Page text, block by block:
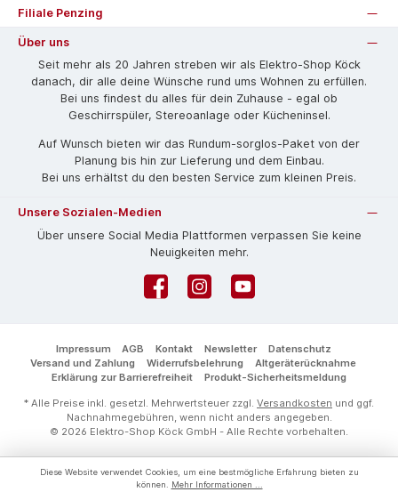
Filiale Penzing
Über uns
Seit mehr als 20 Jahren streben wir als Elektro-Shop Köck
danach, dir alle deine Wünsche rund ums Wohnen zu erfüllen.
Bei uns findest du alles für dein Zuhause - egal ob
Geschirrspüler, Stereoanlage oder Kücheninsel.
Auf Wunsch bieten wir das Rund­um-sorg­los-Pa­ket von der
Planung bis hin zur Lieferung und dem Einbau.
Bei uns erhältst du den besten Service zum kleinen Preis.
Unsere Sozialen-Medien
Über unsere Social Media Plattformen verpassen Sie keine
Neuigkeiten mehr.
FacebookInstagramYouTube
Impressum AGB Kontakt Newsletter
Datenschutz
Versand und Zahlung
Widerrufsbelehrung
Altgeräterücknahme
Erklärung zur Barrierefreiheit
Produkt-Sicherheitsmeldung
* Alle Preise inkl. gesetzl. Mehrwertsteuer zzgl. Versandkosten und ggf.
Nachnahmegebühren, wenn nicht anders angegeben.
© 2026 Elektro-Shop Köck GmbH - Alle Rechte vorbehalten.
Diese Website verwendet Cookies, um eine bestmögliche Erfahrung bieten zu
können.
Mehr Informationen ...